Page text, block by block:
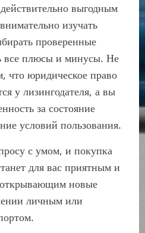
выгодным
изучать
проверенные
все плюсы и минусы. Не
что юридическое право
у лизингодателя, а вы
за состояние
условий пользования.
с умом, и покупка
для вас приятным и
новые
личным или